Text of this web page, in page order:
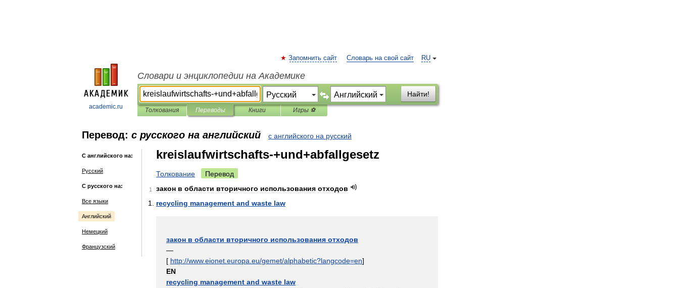
academic.ru
RU
Запомнить сайт Словарь на свой сайт
Словари и энциклопедии на Академике
Найти!
Толкования Переводы Книги Игры ⚽
Перевод: с русского на английский с английского на русский
С английского на:
Русский
С русского на:
Все языки
Английский
Немецкий
Французский
kreislaufwirtschafts-+und+abfallgesetz
Толкование Перевод
1 закон в области вторичного использования отходов
recycling management and waste law
закон в области вторичного использования отходов
—
[ http://www.eionet europa eu/gemet/alphabetic?langcode=en]
EN
recycling management and waste law